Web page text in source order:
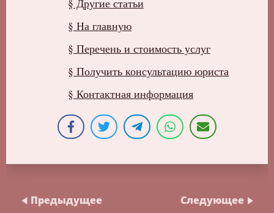
§ Другие статьи
§ На главную
§ Перечень и стоимость услуг
§ Получить консультацию юриста
§ Контактная информация
Предыдущее Следующее